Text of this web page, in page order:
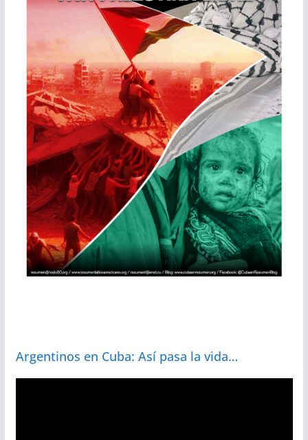
Argentinos en Cuba: Así pasa la vida…